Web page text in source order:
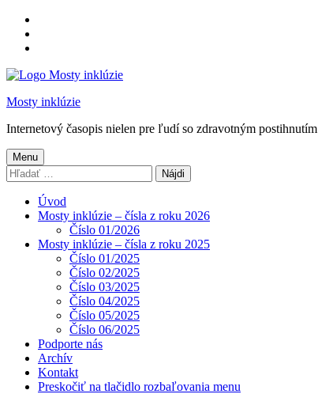
obsah
pätičku
Mosty inklúzie
Internetový časopis nielen pre ľudí so zdravotným postihnutím
Menu
Hľadať:
Úvod
Mosty inklúzie – čísla z roku 2026
Číslo 01/2026
Mosty inklúzie – čísla z roku 2025
Číslo 01/2025
Číslo 02/2025
Číslo 03/2025
Číslo 04/2025
Číslo 05/2025
Číslo 06/2025
Podporte nás
Archív
Kontakt
Preskočiť na tlačidlo rozbaľovania menu